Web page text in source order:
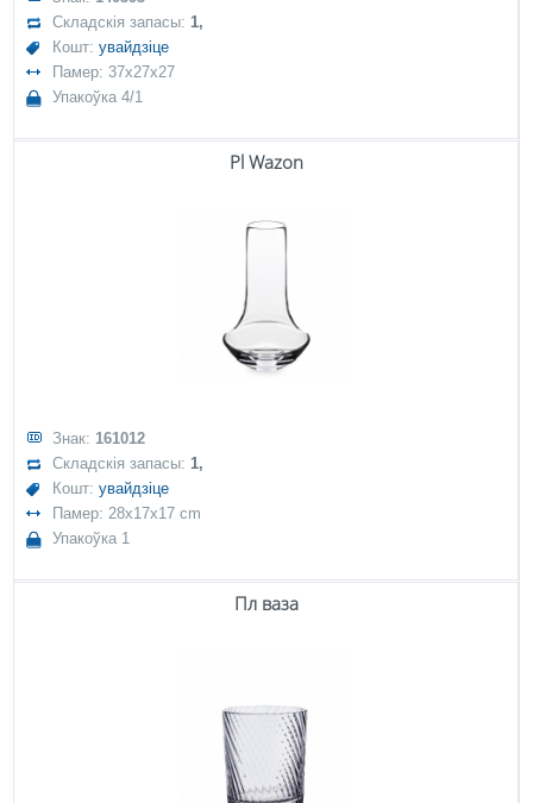
Складскія запасы:1,
Кошт:увайдзіце
Памер: 37x27x27
Упакоўка 4/1
Pl Wazon
Знак: 161012
Складскія запасы:1,
Кошт:увайдзіце
Памер: 28x17x17 cm
Упакоўка 1
Пл ваза